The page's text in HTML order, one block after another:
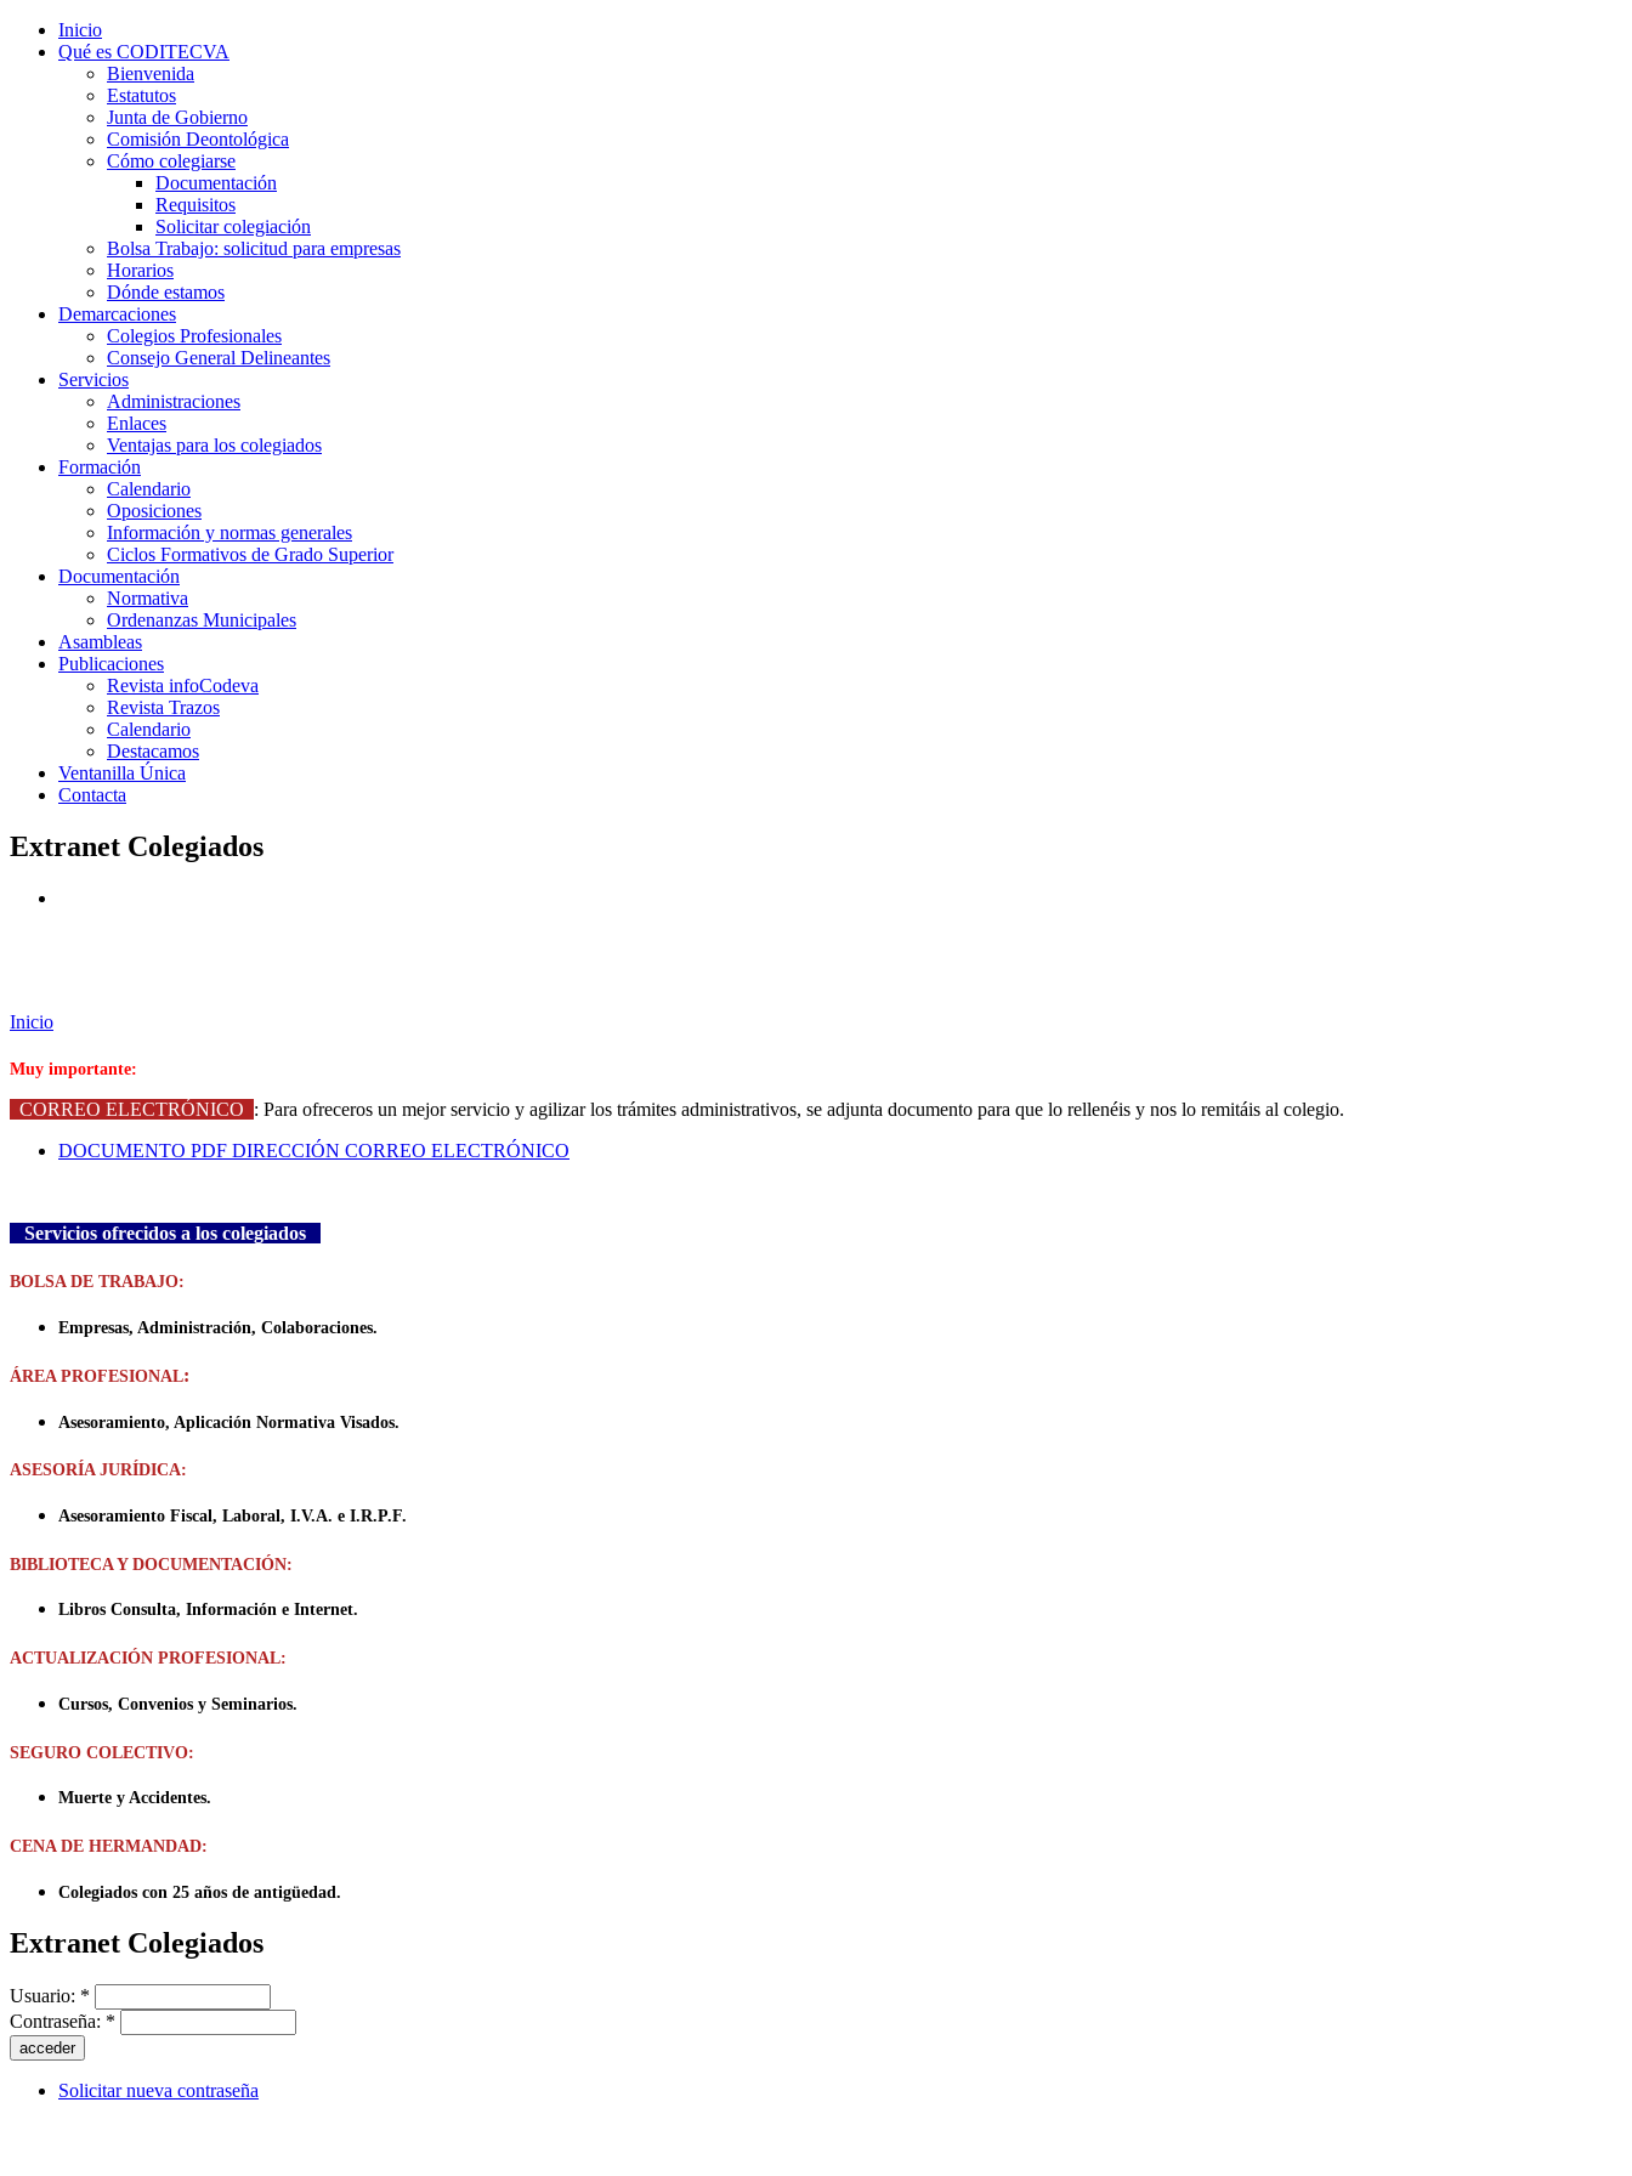
Inicio
Qué es CODITECVA
Bienvenida
Estatutos
Junta de Gobierno
Comisión Deontológica
Cómo colegiarse
Documentación
Requisitos
Solicitar colegiación
Bolsa Trabajo: solicitud para empresas
Horarios
Dónde estamos
Demarcaciones
Colegios Profesionales
Consejo General Delineantes
Servicios
Administraciones
Enlaces
Ventajas para los colegiados
Formación
Calendario
Oposiciones
Información y normas generales
Ciclos Formativos de Grado Superior
Documentación
Normativa
Ordenanzas Municipales
Asambleas
Publicaciones
Revista infoCodeva
Revista Trazos
Calendario
Destacamos
Ventanilla Única
Contacta
Extranet Colegiados
Inicio
Muy importante:
CORREO ELECTRÓNICO : Para ofreceros un mejor servicio y agilizar los trámites administrativos, se adjunta documento para que lo rellenéis y nos lo remitáis al colegio.
DOCUMENTO PDF DIRECCIÓN CORREO ELECTRÓNICO
Servicios ofrecidos a los colegiados
BOLSA DE TRABAJO:
Empresas, Administración, Colaboraciones.
ÁREA PROFESIONAL:
Asesoramiento, Aplicación Normativa Visados.
ASESORÍA JURÍDICA:
Asesoramiento Fiscal, Laboral, I.V.A. e I.R.P.F.
BIBLIOTECA Y DOCUMENTACIÓN:
Libros Consulta, Información e Internet.
ACTUALIZACIÓN PROFESIONAL:
Cursos, Convenios y Seminarios.
SEGURO COLECTIVO:
Muerte y Accidentes.
CENA DE HERMANDAD:
Colegiados con 25 años de antigüedad.
Extranet Colegiados
Usuario: *
Contraseña: *
Solicitar nueva contraseña